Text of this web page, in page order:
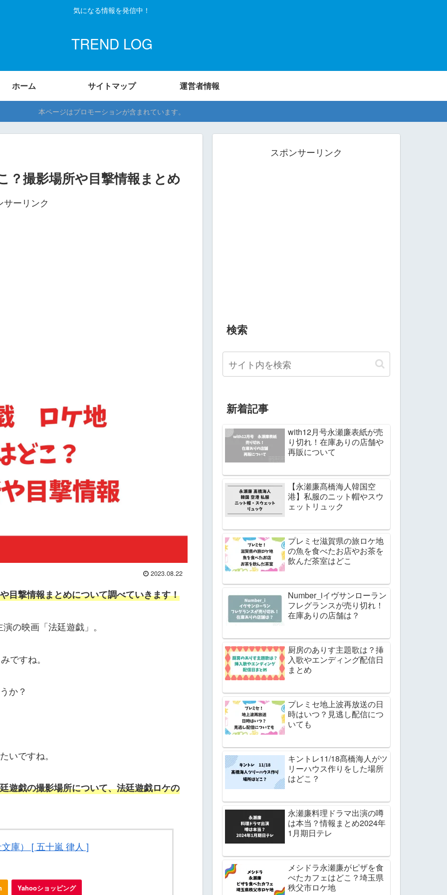
気になる情報を発信中！
TREND LOG
ホーム サイトマップ 運営者情報
本ページはプロモーションが含まれています。
？撮影場所や目撃情報まとめ
サーリンク
2023.08.22
目撃情報まとめについて調べていきます！
の映画「法廷遊戯」。
ですね。
か？
いですね。
遊戯の撮影場所について、法廷遊戯ロケの
庫） [ 五十嵐 律人 ]
Yahooショッピング
スポンサーリンク
検索
新着記事
with12月号永瀬廉表紙が売
り切れ！在庫ありの店舗や
再販について
【永瀬廉髙橋海人韓国空
港】私服のニット帽やスウ
ェットリュック
プレミセ滋賀県の旅ロケ地
の魚を食べたお店やお茶を
飲んだ茶室はどこ
Number_iイヴサンローラン
フレグランスが売り切れ！
在庫ありの店舗は？
厨房のありす主題歌は？挿
入歌やエンディング配信日
まとめ
プレミセ地上波再放送の日
時はいつ？見逃し配信につ
いても
キントレ11/18髙橋海人がツ
リーハウス作りをした場所
はどこ？
永瀬廉料理ドラマ出演の噂
は本当？情報まとめ2024年
1月期日テレ
メシドラ永瀬廉がピザを食
べたカフェはどこ？埼玉県
秩父市ロケ地